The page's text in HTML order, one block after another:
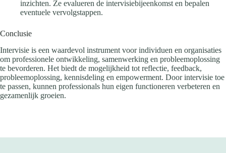
inzichten. Ze evalueren de intervisiebijeenkomst en bepalen
eventuele vervolgstappen.
Conclusie
Intervisie is een waardevol instrument voor individuen en organisaties
om professionele ontwikkeling, samenwerking en probleemoplossing
te bevorderen. Het biedt de mogelijkheid tot reflectie, feedback,
probleemoplossing, kennisdeling en empowerment. Door intervisie toe
te passen, kunnen professionals hun eigen functioneren verbeteren en
gezamenlijk groeien.